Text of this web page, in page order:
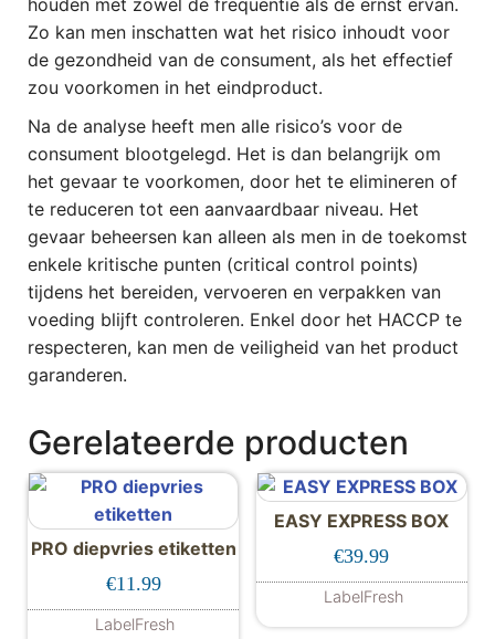
houden met zowel de frequentie als de ernst ervan.
Zo kan men inschatten wat het risico inhoudt voor
de gezondheid van de consument, als het effectief
zou voorkomen in het eindproduct.
Na de analyse heeft men alle risico’s voor de
consument blootgelegd. Het is dan belangrijk om
het gevaar te voorkomen, door het te elimineren of
te reduceren tot een aanvaardbaar niveau. Het
gevaar beheersen kan alleen als men in de toekomst
enkele kritische punten (critical control points)
tijdens het bereiden, vervoeren en verpakken van
voeding blijft controleren. Enkel door het HACCP te
respecteren, kan men de veiligheid van het product
garanderen.
Gerelateerde producten
PRO diepvries etiketten
€11.99
LabelFresh
EASY EXPRESS BOX
€39.99
LabelFresh